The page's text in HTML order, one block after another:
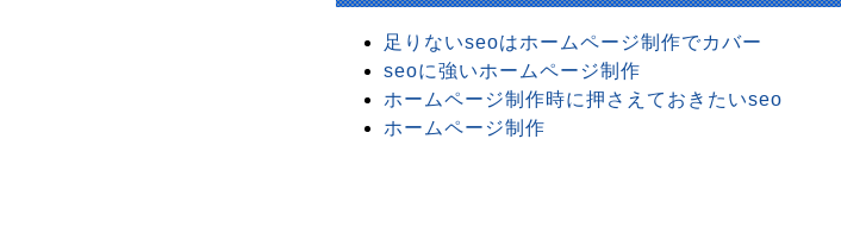
足りないseoはホームページ制作でカバー
seoに強いホームページ制作
ホームページ制作時に押さえておきたいseo
ホームページ制作